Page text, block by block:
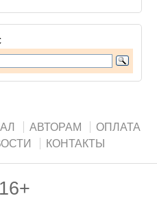
АВТОРАМ
ОПЛАТА
КОНТАКТЫ
16+